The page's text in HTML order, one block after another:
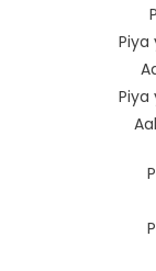
Piya
Piya